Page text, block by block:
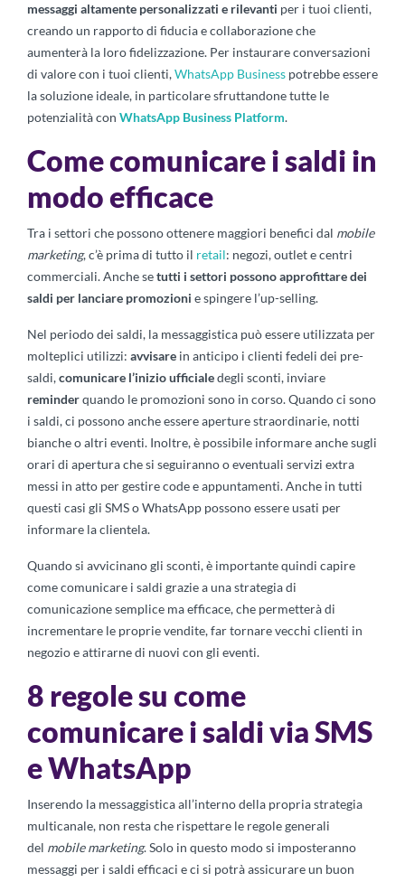
messaggi altamente personalizzati e rilevanti per i tuoi clienti,
creando un rapporto di fiducia e collaborazione che
aumenterà la loro fidelizzazione. Per instaurare conversazioni
di valore con i tuoi clienti,WhatsApp Business potrebbe essere
la soluzione ideale, in particolare sfruttandone tutte le
potenzialità con WhatsApp Business Platform.
Come comunicare i saldi in
modo efficace
Tra i settori che possono ottenere maggiori benefici dal mobile
marketing, c’è prima di tutto il retail: negozi, outlet e centri
commerciali. Anche setutti i settori possono approfittare dei
saldi per lanciare promozioni e spingere l’up-selling.
Nel periodo dei saldi, la messaggistica può essere utilizzata per
molteplici utilizzi: avvisare in anticipo i clienti fedeli dei pre-
saldi,comunicare l’inizio ufficialedegli sconti, inviare
reminderquando le promozioni sono in corso. Quando ci sono
i saldi, ci possono anche essere aperture straordinarie, notti
bianche o altri eventi. Inoltre, è possibile informare anche sugli
orari di apertura che si seguiranno o eventuali servizi extra
messi in atto per gestire code e appuntamenti. Anche in tutti
questi casi gli SMS o WhatsApp possono essere usati per
informare la clientela.
Quando si avvicinano gli sconti, è importante quindi capire
come comunicare i saldi grazie a una strategia di
comunicazione semplice ma efficace, che permetterà di
incrementare le proprie vendite, far tornare vecchi clienti in
negozio e attirarne di nuovi con gli eventi.
8 regole su come
comunicare i saldi via SMS
e WhatsApp
Inserendo la messaggistica all’interno della propria strategia
multicanale, non resta che rispettare le regole generali
del mobile marketing. Solo in questo modo si imposteranno
messaggi per i saldi efficaci e ci si potrà assicurare un buon